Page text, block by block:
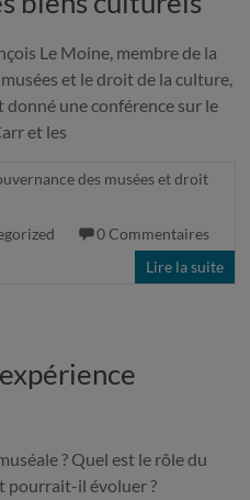
Le Moine, membre de la
et le droit de la culture,
une conférence sur le
et les
des musées et droit
0 Commentaires
Lire la suite
? Quel est le rôle du
pourrait-il évoluer ?